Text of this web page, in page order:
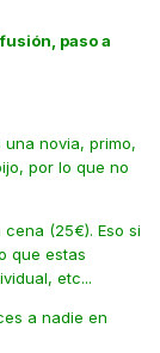
paso a
novia, primo,
por lo que no
(25€). Eso si
que estas
etc...
a nadie en